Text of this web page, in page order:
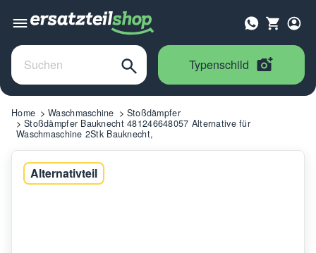
Typenschild
Home Waschmaschine
Stoßdämpfer
Stoßdämpfer Bauknecht 481246648057 Alternative für
Waschmaschine 2Stk Bauknecht,
Alternativteil